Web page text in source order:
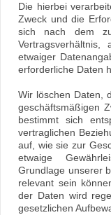
Die hierbei
Zweck und die
sich nach dem
etwaiger
erforderliche Daten
Wir löschen Daten,
geschäftsmäßigen
bestimmt sich
vertraglichen
auf, wie sie zur
etwaige
Grundlage unserer
relevant sein
der Daten wird
gesetzlichen